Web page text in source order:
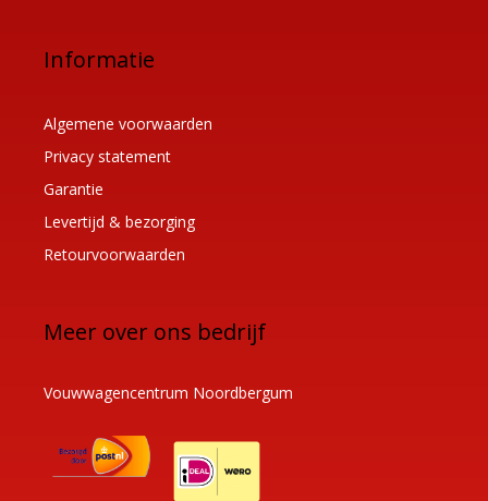
Informatie
Algemene voorwaarden
Privacy statement
Garantie
Levertijd & bezorging
Retourvoorwaarden
Meer over ons bedrijf
Vouwwagencentrum Noordbergum